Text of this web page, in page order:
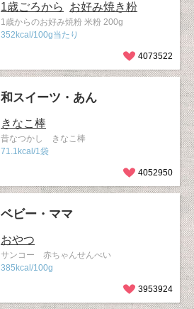
1歳ごろから お好み焼き粉
1歳からのお好み焼粉 米粉 200g
352kcal/100g当たり
4073522
和スイーツ・あん
きなこ棒
昔なつかし きなこ棒
71.1kcal/1袋
4052950
ベビー・ママ
おやつ
サンコー 赤ちゃんせんべい
385kcal/100g
3953924